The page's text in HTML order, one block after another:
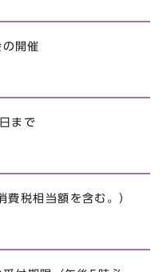
開催
まで
税相当額を含む。）